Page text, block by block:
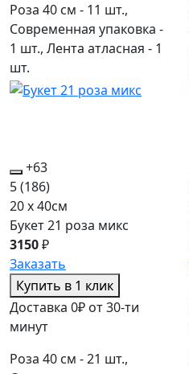
Роза 40 см - 11 шт.,
Современная упаковка -
1 шт., Лента атласная - 1
шт.
+63
5(186)
20 x 40см
Букет 21 роза микс
3150₽
Заказать
Купить в 1 клик
Доставка 0₽ от 30-ти
минут
Роза 40 см - 21 шт.,